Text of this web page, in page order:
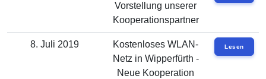
Vorstellung unserer
Kooperationspartner
8. Juli 2019
Kostenloses WLAN-
Netz in Wipperfürth -
Neue Kooperation
Lesen